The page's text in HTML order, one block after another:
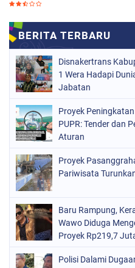
Disnakertrans
1 Wera Hadapi
Jabatan
Proyek
PUPR: Tender dan
Aturan
Proyek
Pariwisata
Baru Rampung,
Wawo Diduga
Proyek Rp219,7
Polisi Dalami